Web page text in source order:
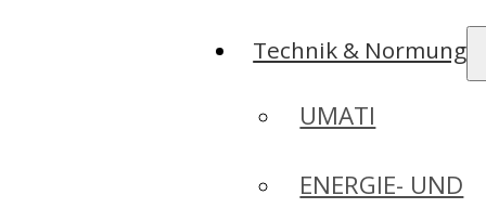
Technik & Normung
UMATI
ENERGIE- UND